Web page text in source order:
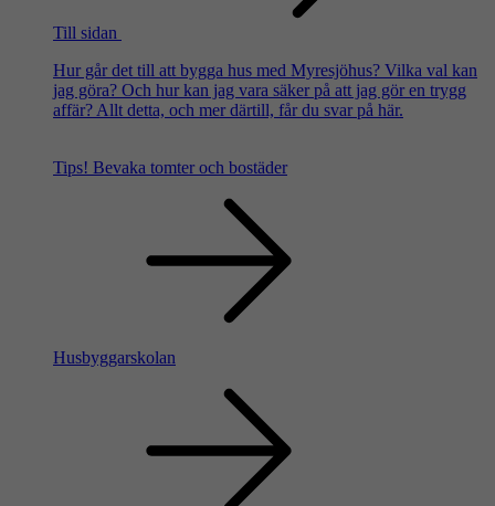
Till sidan
Hur går det till att bygga hus med Myresjöhus? Vilka val kan
jag göra? Och hur kan jag vara säker på att jag gör en trygg
affär? Allt detta, och mer därtill, får du svar på här.
Tips! Bevaka tomter och bostäder
Husbyggarskolan